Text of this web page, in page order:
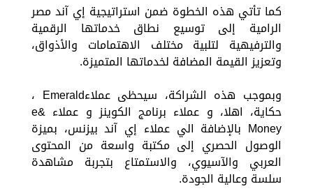
كما تأتي هذه الخطوة ضمن استراتيجية إي آند مصر
الرامية إلى توسيع نطاق خدماتها الرقمية
والترفيهية لتلبية مختلف الاهتمامات والأذواق،
وتعزيز القيمة المضافة لخدماتها المتميزة.
وبموجب هذه الشراكة، سيحظى عملاءEmerald ،
حكاية، اهلا، و عملاء برنامج الكوينز و عملاء e&
Money بالإضافة الي عملاء إي آند بيزنس، بميزة
الوصول الحصري إلى مكتبة واسعة من المحتوى
العربي والآسيوي، والاستمتاع بتجربة مشاهدة
سلسة وعالية الجودة.